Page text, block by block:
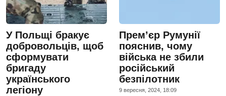
У Польщі бракує
добровольців, щоб
сформувати
бригаду
українського
легіону
Прем’єр Румунії
пояснив, чому
війська не збили
російський
безпілотник
9 вересня, 2024, 18:09